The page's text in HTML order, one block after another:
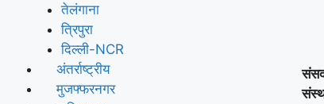
तेलंगाना
त्रिपुरा
दिल्ली-NCR
अंतर्राष्ट्रीय
मुजफ्फरनगर